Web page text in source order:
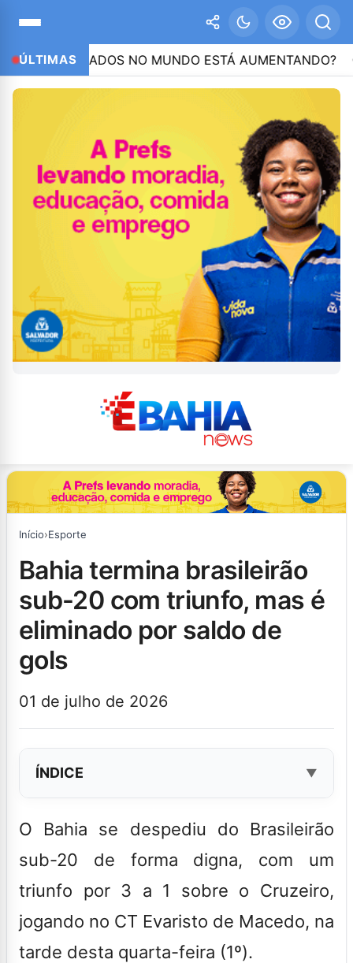
ÚLTIMAS NO MUNDO ESTÁ AUMENTANDO?
Início›Esporte
bahia termina brasileirão
sub-20 com triunfo, mas é
eliminado por saldo de
gols
01 de julho de 2026
ÍNDICE
O Bahia se despediu do Brasileirão
sub-20 de forma digna, com um
triunfo por 3 a 1 sobre o Cruzeiro,
jogando no CT Evaristo de Macedo, na
tarde desta quarta-feira (1º).